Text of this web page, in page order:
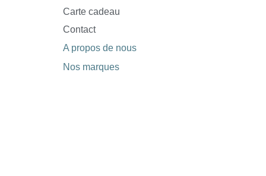
Carte cadeau
Contact
A propos de nous
Nos marques